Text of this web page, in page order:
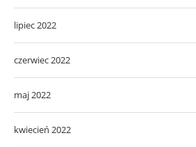
lipiec 2022
czerwiec 2022
maj 2022
kwiecień 2022